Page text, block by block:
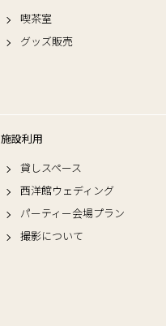
喫茶室
グッズ販売
施設利用
貸しスペース
西洋館ウェディング
パーティー会場プラン
撮影について